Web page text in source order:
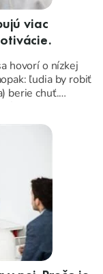
viac
hovorí o nízkej
ľudia by robiť
berie chuť.